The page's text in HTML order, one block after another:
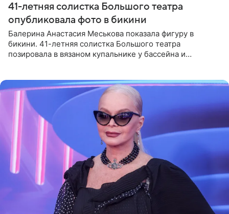
41-летняя солистка Большого театра
опубликовала фото в бикини
Балерина Анастасия Меськова показала фигуру в
бикини. 41-летняя солистка Большого театра
позировала в вязаном купальнике у бассейна и